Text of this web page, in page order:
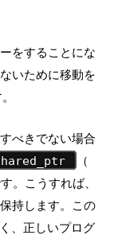
をすることにな
いために移動を
べきでない場合
（
。こうすれば、
持します。この
、正しいプログ